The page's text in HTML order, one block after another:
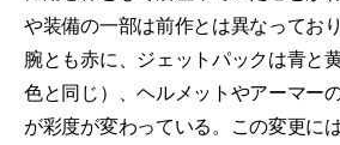
や装備の一部は前作とは異なってお
腕とも赤に、ジェットパックは青と
色と同じ）、ヘルメットやアーマー
が彩度が変わっている。この変更に